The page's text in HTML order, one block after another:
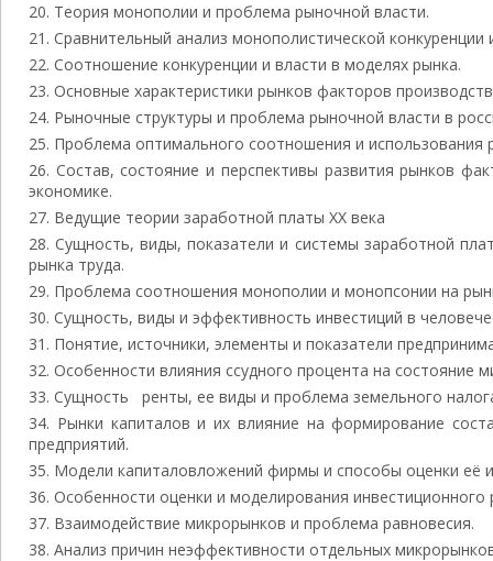
Теория монополии и проблема рыночной власти.
Сравнительный анализ монополистической конкуренции
Соотношение конкуренции и власти в моделях рынка.
Основные характеристики рынков факторов
Рыночные структуры и проблема рыночной власти в
Проблема оптимального соотношения и использования
Состав, состояние и перспективы развития рынков
экономике.
Ведущие теории заработной платы XX века
Сущность, виды, показатели и системы заработной
рынка труда.
Проблема соотношения монополии и монопсонии на
Сущность, виды и эффективность инвестиций в
Понятие, источники, элементы и показатели
Особенности влияния ссудного процента на состояние
Сущность ренты, ее виды и проблема земельного
Рынки капиталов и их влияние на формирование
предприятий.
Модели капиталовложений фирмы и способы оценки её
Особенности оценки и моделирования
Взаимодействие микрорынков и проблема равновесия.
Анализ причин неэффективности отдельных